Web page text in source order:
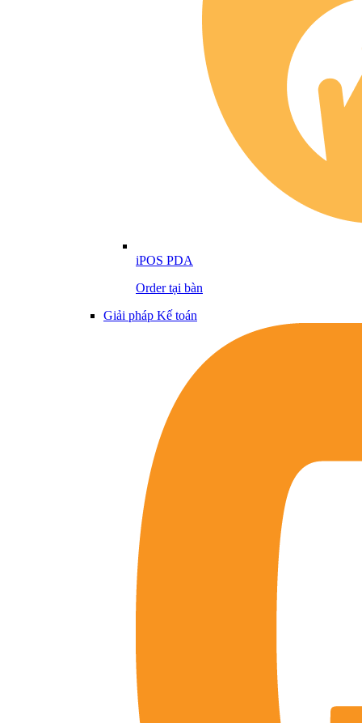
iPOS PDA
Order tại bàn
Giải pháp Kế toán